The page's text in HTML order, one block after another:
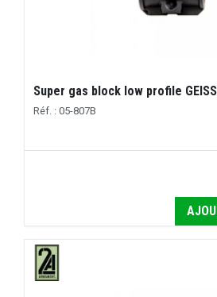
Super gas block low profile
Réf. : 05-807B